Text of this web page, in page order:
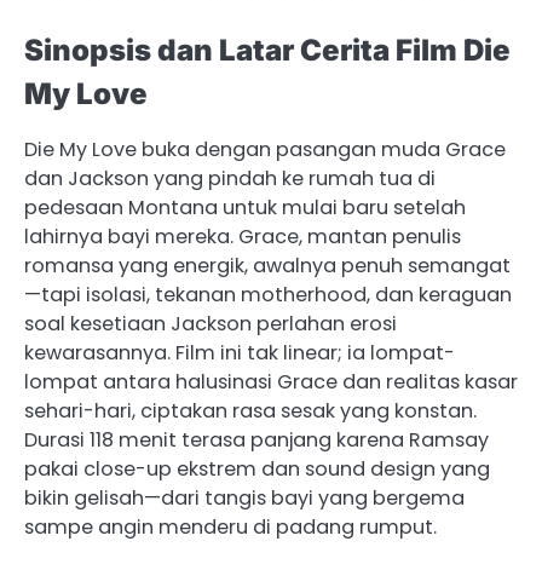
Sinopsis dan Latar Cerita Film Die
My Love
Die My Love buka dengan pasangan muda Grace
dan Jackson yang pindah ke rumah tua di
pedesaan Montana untuk mulai baru setelah
lahirnya bayi mereka. Grace, mantan penulis
romansa yang energik, awalnya penuh semangat
—tapi isolasi, tekanan motherhood, dan keraguan
soal kesetiaan Jackson perlahan erosi
kewarasannya. Film ini tak linear; ia lompat-
lompat antara halusinasi Grace dan realitas kasar
sehari-hari, ciptakan rasa sesak yang konstan.
Durasi 118 menit terasa panjang karena Ramsay
pakai close-up ekstrem dan sound design yang
bikin gelisah—dari tangis bayi yang bergema
sampe angin menderu di padang rumput.